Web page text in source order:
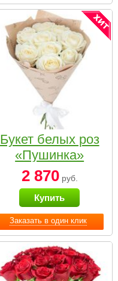
Заказать в один клик
Букет белых роз
«Пушинка»
2 870руб.
Купить